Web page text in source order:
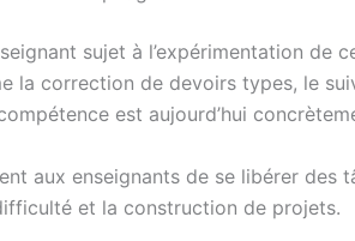
sujet à l’expérimentation de
la correction de devoirs types, le
est aujourd’hui
aux enseignants de se libérer
et la construction de projets.